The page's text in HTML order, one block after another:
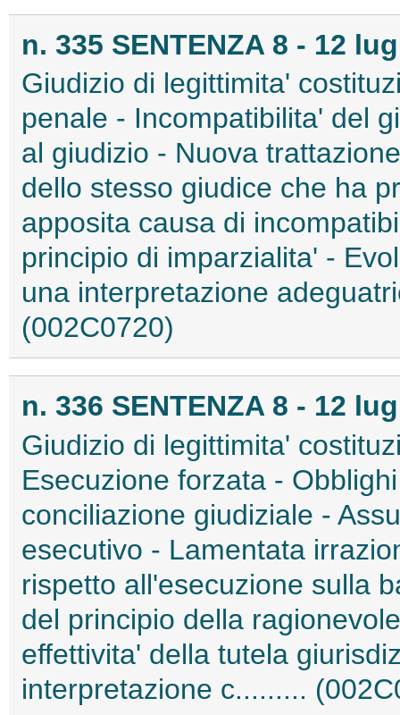
n. 335 SENTENZA 8 - 12
Giudizio di legittimita'
penale - Incompatibilita' del
al giudizio - Nuova
dello stesso giudice che ha
apposita causa di
principio di imparzialita' -
una interpretazione
(002C0720)
n. 336 SENTENZA 8 - 12
Giudizio di legittimita'
Esecuzione forzata -
conciliazione giudiziale -
esecutivo - Lamentata
rispetto all'esecuzione sulla
del principio della
effettivita' della tutela
interpretazione c.........